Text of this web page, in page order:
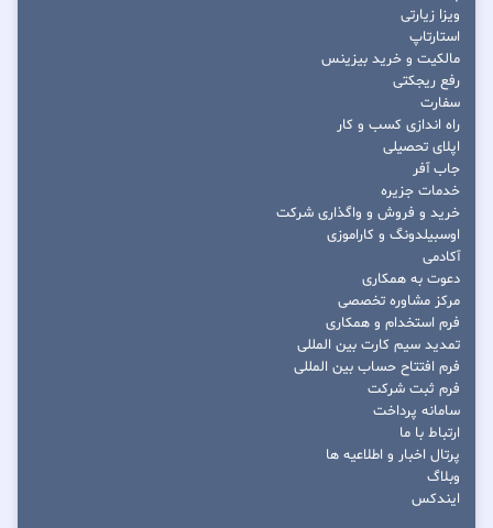
ویزا زیارتی
استارتاپ
مالکیت و خرید بیزینس
رفع ریجکتی
سفارت
راه اندازی کسب و کار
اپلای تحصیلی
جاب آفر
خدمات جزیره
خرید و فروش و واگذاری شرکت
اوسبیلدونگ و کاراموزی
آکادمی
دعوت به همکاری
مرکز مشاوره تخصصی
فرم استخدام و همکاری
تمدید سیم کارت بین المللی
فرم افتتاح حساب بین المللی
فرم ثبت شرکت
سامانه پرداخت
ارتباط با ما
پرتال اخبار و اطلاعیه ها
وبلاگ
ایندکس